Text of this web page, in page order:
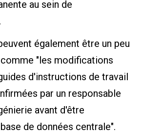
au sein de
également être un peu
"les modifications
d'instructions de travail
par un responsable
avant d'être
de données centrale".